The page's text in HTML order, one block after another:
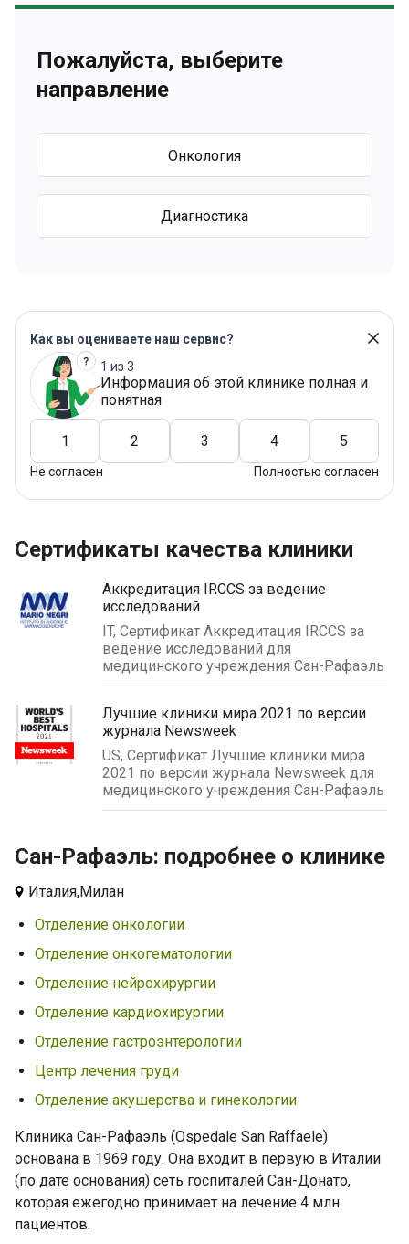
Пожалуйста, выберите
направление
Онкология
Диагностика
Как вы оцениваете наш сервис?
1 из 3
Информация об этой клинике полная и
понятная
1 2 3 4 5
Не согласен Полностью согласен
Сертификаты качества клиники
Аккредитация IRCCS за ведение
исследований
IT, Сертификат Аккредитация IRCCS за
ведение исследований для
медицинского учреждения Сан-Рафаэль
Лучшие клиники мира 2021 по версии
журнала Newsweek
US, Сертификат Лучшие клиники мира
2021 по версии журнала Newsweek для
медицинского учреждения Сан-Рафаэль
Сан-Рафаэль: подробнее о клинике
Италия,Милан
Отделение онкологии
Отделение онкогематологии
Отделение нейрохирургии
Отделение кардиохирургии
Отделение гастроэнтерологии
Центр лечения груди
Отделение акушерства и гинекологии
Клиника Сан-Рафаэль (Ospedale San Raffaele)
основана в 1969 году. Она входит в первую в Италии
(по дате основания) сеть госпиталей Сан-Донато,
которая ежегодно принимает на лечение 4 млн
пациентов.